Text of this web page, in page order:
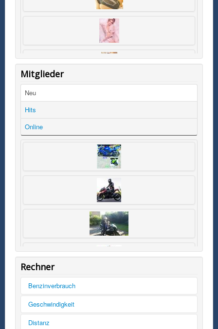
Mitglieder
Neu
Hits
Online
Rechner
Benzinverbrauch
Tankinhalt
Geschwindigkeit
km/h
Distanz